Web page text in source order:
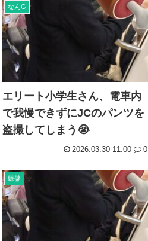
なんG
エリート小学生さん、電車内
で我慢できずにJCのパンツを
盗撮してしまう😭
2026.03.30 11:00 0
嫌儲